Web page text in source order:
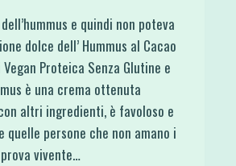
e quindi non poteva
dolce dell’ Hummus al Cacao
Proteica Senza Glutine e
è una crema ottenuta
altri ingredienti, è favoloso e
quelle persone che non amano i
vivente…